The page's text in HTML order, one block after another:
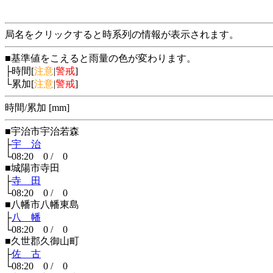
局名をクリックすると時系列の情報が表示されます。
■基準値をこえると雨量の色が変わります。
├時間[注意|警戒]
└累加[注意|警戒]
時間/累加 [mm]
■宇治市宇治若森
├宇 治
└08:20 0 / 0
■城陽市寺田
├寺 田
└08:20 0 / 0
■八幡市八幡東島
├八 幡
└08:20 0 / 0
■久世郡久御山町
├佐 古
└08:20 0 / 0